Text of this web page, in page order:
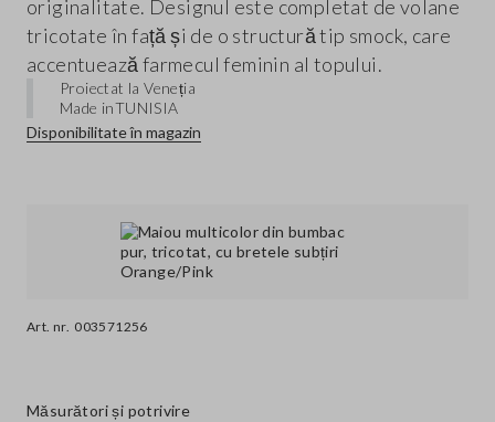
Art. nr. 003571256
originalitate. Designul este completat de volane
tricotate în față și de o structură tip smock, care
accentuează farmecul feminin al topului.
Proiectat la Veneția
Made inTUNISIA
Disponibilitate în magazin
Măsurători și potrivire